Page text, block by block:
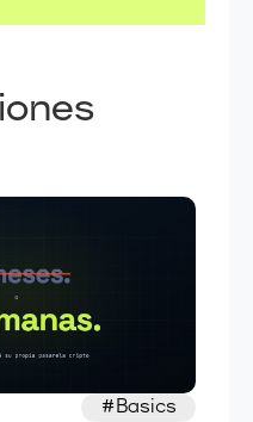
#Basics